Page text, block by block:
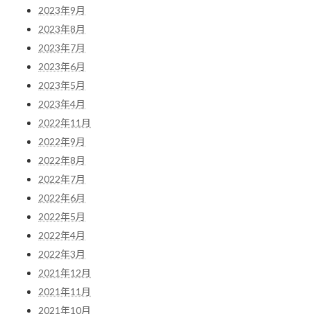
2023年9月
2023年8月
2023年7月
2023年6月
2023年5月
2023年4月
2022年11月
2022年9月
2022年8月
2022年7月
2022年6月
2022年5月
2022年4月
2022年3月
2021年12月
2021年11月
2021年10月